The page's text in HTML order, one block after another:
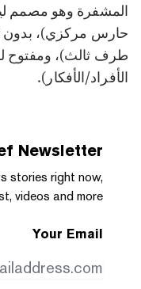
المشفرة وهو مصمم
حارس مركزي)، بدون
طرف ثالث)، ومفتوح
الأفراد/الأفكار).
Newsletter
stories right now,
videos and more.
Your Email